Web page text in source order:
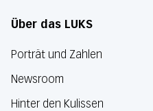
Über das LUKS
Porträt und Zahlen
Newsroom
Hinter den Kulissen